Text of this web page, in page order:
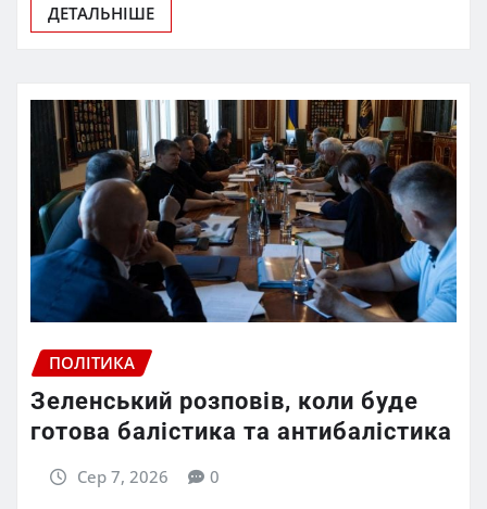
ДЕТАЛЬНІШЕ
ПОЛІТИКА
Зеленський розповів, коли буде
готова балістика та антибалістика
Сер 7, 2026 0